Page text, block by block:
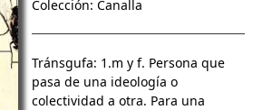
Colección: Canalla
Tránsgufa: 1.m y f. Persona que
pasa de una ideología o
colectividad a otra. Para una